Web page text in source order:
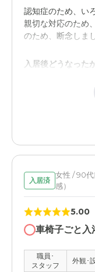
るようです。何か
いです。
えきからもちかく
ないでしょうか。
認知症のため、い
親切な対応のため
のため、断念しまし
入居後どうなった
認知症もアルツハ
で、施設の方も大
職員・スタッフ・
職員は重労働で大
外観・内装・居室
部屋の広さと入居
入居済
女性 / 90代
感）
5.00
車椅子ごと入
職員･
スタッフ
外観･